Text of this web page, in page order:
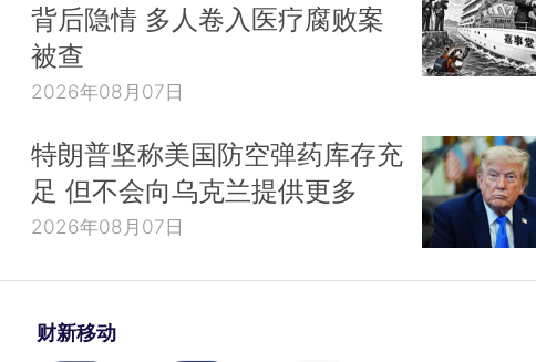
背后隐情 多人卷入医疗腐败案
被查
2026年08月07日
特朗普坚称美国防空弹药库存充
足 但不会向乌克兰提供更多
2026年08月07日
财新移动